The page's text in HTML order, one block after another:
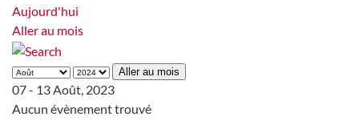
Aujourd'hui
Aller au mois
Aller au mois
07 - 13 Août, 2023
Aucun évènement trouvé